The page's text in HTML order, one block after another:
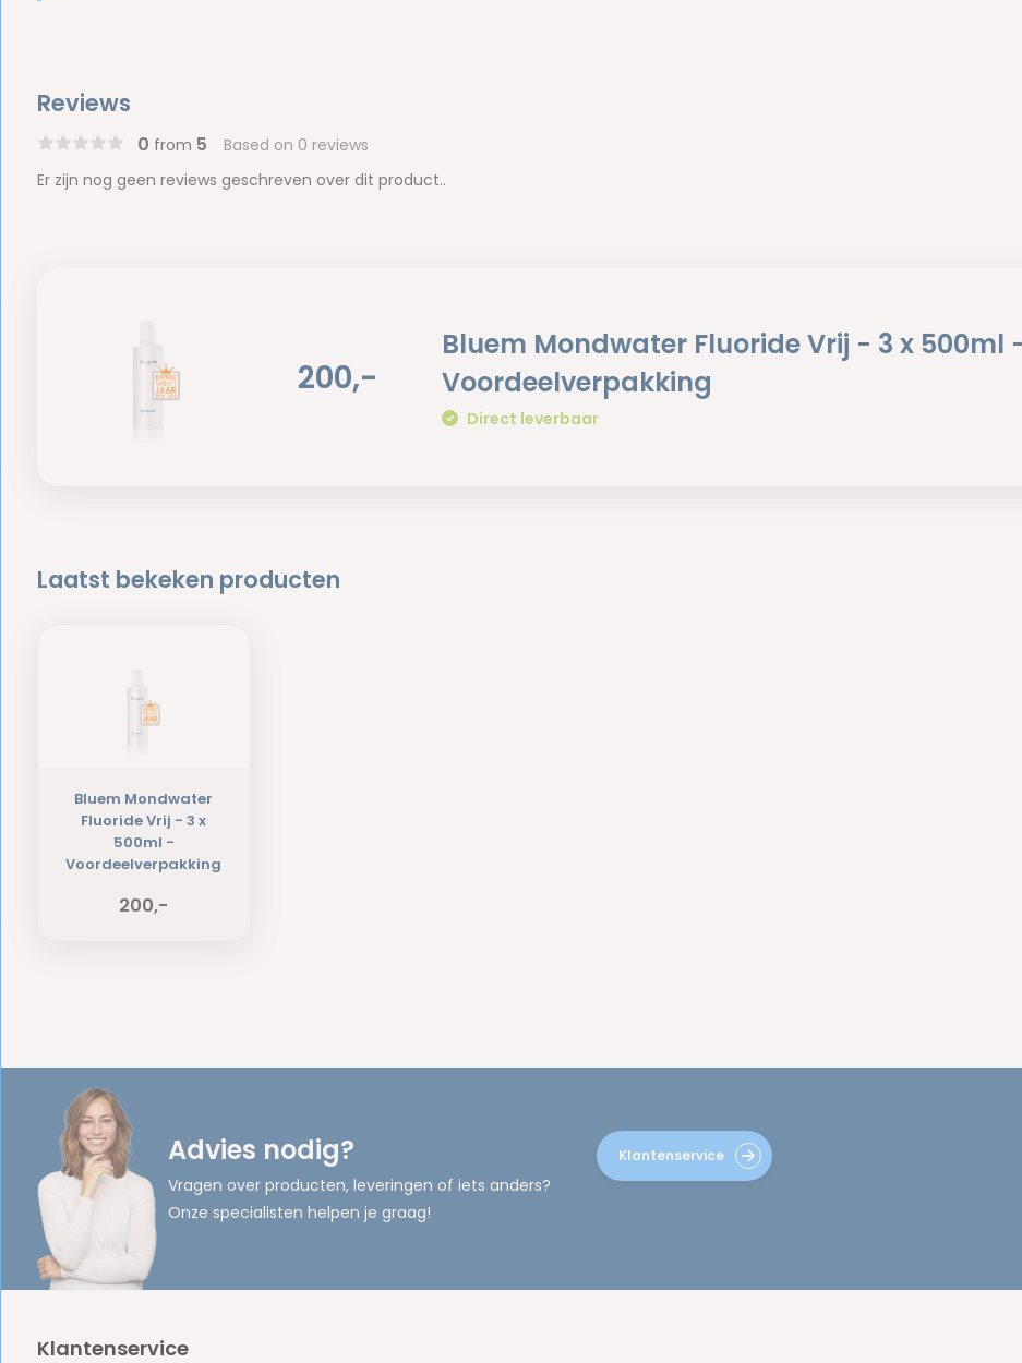
Reviews
0 from 5 Based on 0 reviews
Er zijn nog geen reviews geschreven over dit product..
200,-
Bluem Mondwater Fluoride Vrij - 3 x 500ml
Voordeelverpakking
Direct leverbaar
Laatst bekeken producten
Bluem Mondwater
Fluoride Vrij - 3 x
500ml -
Voordeelverpakking
200,-
Advies nodig?
Vragen over producten, leveringen of iets anders?
Onze specialisten helpen je graag!
Klantenservice
Klantenservice